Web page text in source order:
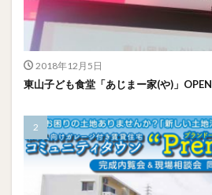
2018年12月5日
東山子ども食堂「あじまー家(や)」OPEN